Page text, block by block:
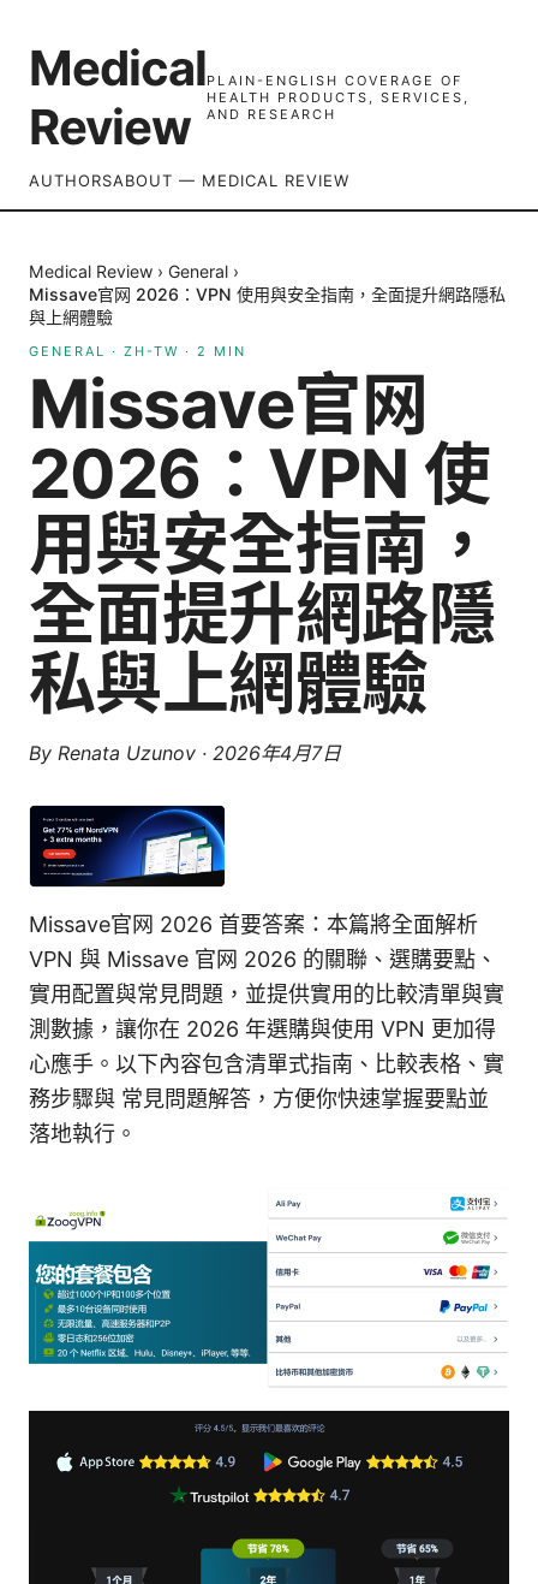
Medical
Review
PLAIN-ENGLISH COVERAGE OF
HEALTH PRODUCTS, SERVICES,
AND RESEARCH
AUTHORSABOUT — MEDICAL REVIEW
Medical Review › General ›
Missave官网 2026：VPN 使用與安全指南，全面提升網路隱私
與上網體驗
GENERAL · ZH-TW · 2 MIN
Missave官网
2026：VPN 使
用與安全指南，
全面提升網路隱
私與上網體驗
By Renata Uzunov · 2026年4月7日
Missave官网 2026 首要答案：本篇將全面解析
VPN 與 Missave 官网 2026 的關聯、選購要點、
實用配置與常見問題，並提供實用的比較清單與實
測數據，讓你在 2026 年選購與使用 VPN 更加得
心應手。以下內容包含清單式指南、比較表格、實
務步驟與 常見問題解答，方便你快速掌握要點並
落地執行。